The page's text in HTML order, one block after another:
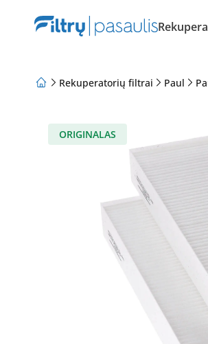
Rekuperatorių filtrai Paul
ORIGINALAS